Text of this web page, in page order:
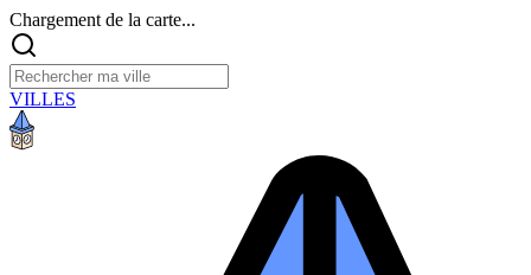
Chargement de la carte...
VILLES